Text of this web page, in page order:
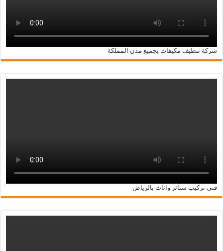
شركة تنظيف مكيفات بجميع مدن المملكة
فني تركيب ستائر واثاث بالرياض